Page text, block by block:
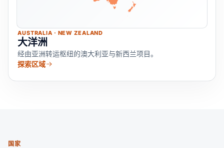
AUSTRALIA · NEW ZEALAND
大洋洲
经由亚洲转运枢纽的澳大利亚与新西兰项目。
探索区域
国家